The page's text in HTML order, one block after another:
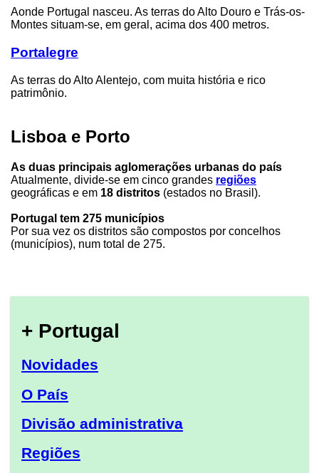
Aonde Portugal nasceu. As terras do Alto Douro e Trás-os-
Montes situam-se, em geral, acima dos 400 metros.
Portalegre
As terras do Alto Alentejo, com muita história e rico
patrimônio.
Lisboa e Porto
As duas principais aglomerações urbanas do país
Atualmente, divide-se em cinco grandes regiões
geográficas e em 18 distritos (estados no Brasil).
Portugal tem 275 municípios
Por sua vez os distritos são compostos por concelhos
(municípios), num total de 275.
+ Portugal
Novidades
O País
Divisão administrativa
Regiões